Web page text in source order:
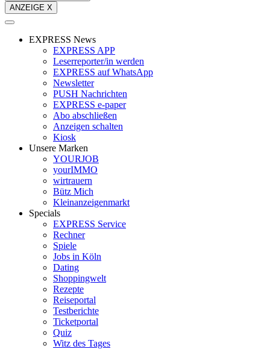
ANZEIGE X
EXPRESS News
EXPRESS APP
Leserreporter/in werden
EXPRESS auf WhatsApp
Newsletter
PUSH Nachrichten
EXPRESS e-paper
Abo abschließen
Anzeigen schalten
Kiosk
Unsere Marken
YOURJOB
yourIMMO
wirtrauern
Bütz Mich
Kleinanzeigenmarkt
Specials
EXPRESS Service
Rechner
Spiele
Jobs in Köln
Dating
Shoppingwelt
Rezepte
Reiseportal
Testberichte
Ticketportal
Quiz
Witz des Tages